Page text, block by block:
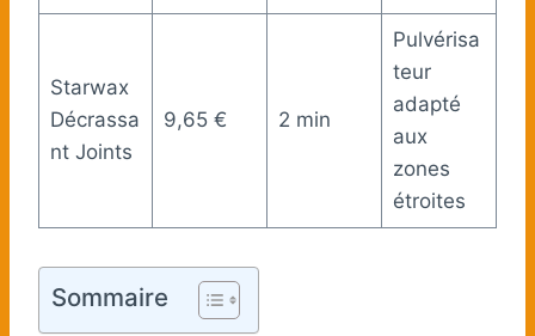
Starwax
Décrassa
nt Joints
9,65 € 2 min
Pulvérisa
teur
adapté
aux
zones
étroites
Sommaire